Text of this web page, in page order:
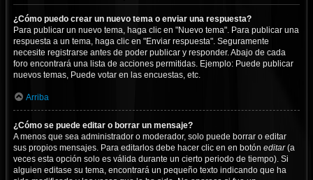
¿Cómo puedo crear un nuevo tema o enviar una respuesta?
Para publicar un nuevo tema, haga clic en "Nuevo tema". Para publicar una
respuesta a un tema, haga clic en "Enviar respuesta". Seguramente
necesite registrarse antes de poder publicar y responder. Abajo de cada
foro encontrará una lista de acciones permitidas. Ejemplo: Puede publicar
nuevos temas, Puede votar en las encuestas, etc.
Arriba
¿Cómo se puede editar o borrar un mensaje?
A menos que sea administrador o moderador, solo puede borrar o editar
sus propios mensajes. Para editarlos debe hacer clic en en botón editar(a
veces esta opción solo es válida durante un cierto periodo de tiempo). Si
alguien editase su tema, encontrará un pequeño texto indicando que ha